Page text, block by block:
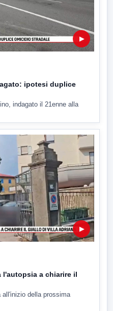
▶
ipotesi duplice
indagato il 21enne alla
▶
l'autopsia a chiarire il
della prossima